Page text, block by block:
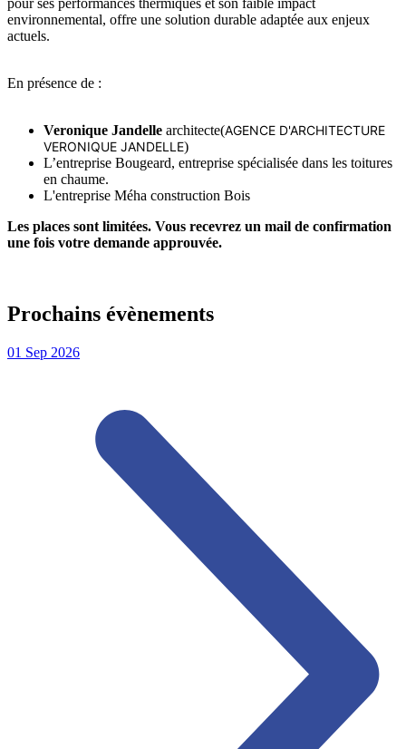
pour ses performances thermiques et son faible impact
environnemental, offre une solution durable adaptée aux enjeux
actuels.
En présence de :
Veronique Jandelle architecte(AGENCE D'ARCHITECTURE
VERONIQUE JANDELLE)
L’entreprise Bougeard, entreprise spécialisée dans les toitures
en chaume.
L'entreprise Méha construction Bois
Les places sont limitées. Vous recevrez un mail de confirmation
une fois votre demande approuvée.
Prochains évènements
01 Sep 2026